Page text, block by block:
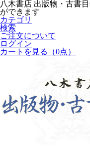
八木書店 出版物・古書
ができます
カテゴリ
検索
ご注文について
ログイン
カートを見る
（0点）